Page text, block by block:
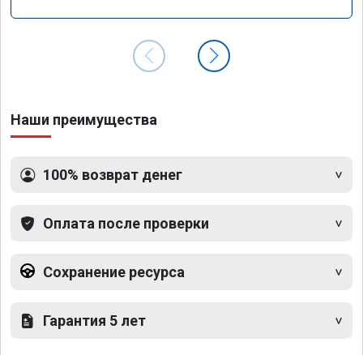
Наши преимущества
100% возврат денег
Оплата после проверки
Сохранение ресурса
Гарантия 5 лет